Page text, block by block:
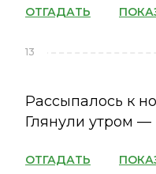
ОТГАДАТЬ
13
Рассыпалось к
Глянули утром —
ОТГАДАТЬ